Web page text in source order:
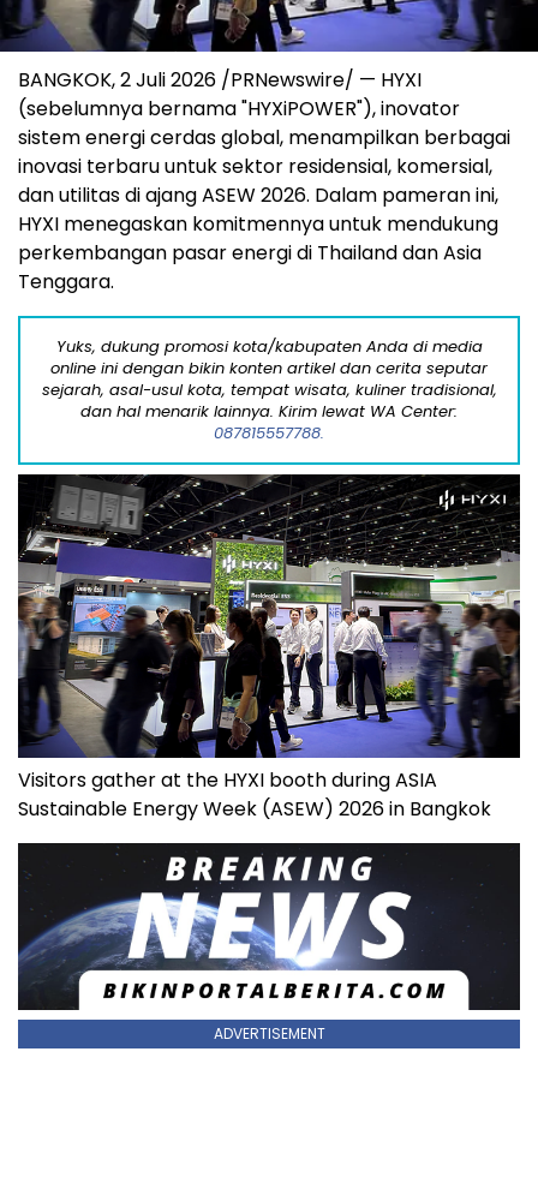
BANGKOK, 2 Juli 2026 /PRNewswire/ — HYXI
(sebelumnya bernama "HYXiPOWER"), inovator
sistem energi cerdas global, menampilkan berbagai
inovasi terbaru untuk sektor residensial, komersial,
dan utilitas di ajang ASEW 2026. Dalam pameran ini,
HYXI menegaskan komitmennya untuk mendukung
perkembangan pasar energi di Thailand dan Asia
Tenggara.
Yuks, dukung promosi kota/kabupaten Anda di media
online ini dengan bikin konten artikel dan cerita seputar
sejarah, asal-usul kota, tempat wisata, kuliner tradisional,
dan hal menarik lainnya. Kirim lewat WA Center:
087815557788.
Visitors gather at the HYXI booth during ASIA
Sustainable Energy Week (ASEW) 2026 in Bangkok
ADVERTISEMENT